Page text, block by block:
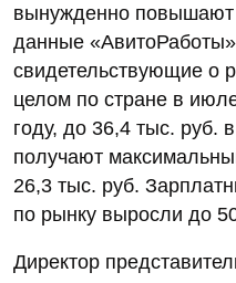
вынужденно
данные
свидетельствующие о
целом по стране в
году, до 36,4 тыс. руб.
получают
26,3 тыс. руб.
по рынку выросли до
Директор